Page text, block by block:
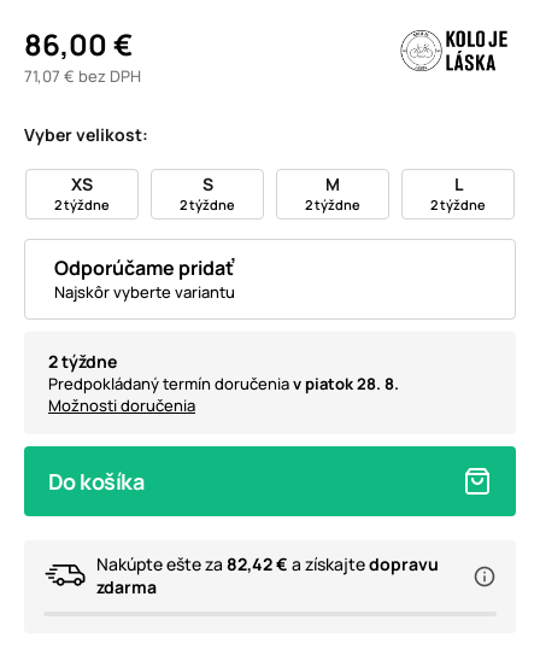
86,00 €
71,07 € bez DPH
Vyber velikost:
XS
2 týždne
S
2 týždne
M
2 týždne
L
2 týždne
Odporúčame pridať
Najskôr vyberte variantu
2 týždne
Predpokládaný termín doručeniav piatok 28. 8.
Možnosti doručenia
Do košíka
Nakúpte ešte za 82,42 € a získajtedopravu
zdarma